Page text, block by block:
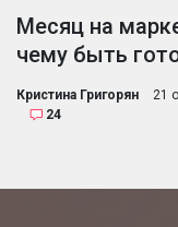
Месяц на
чему быть
Кристина Григорян
21
24